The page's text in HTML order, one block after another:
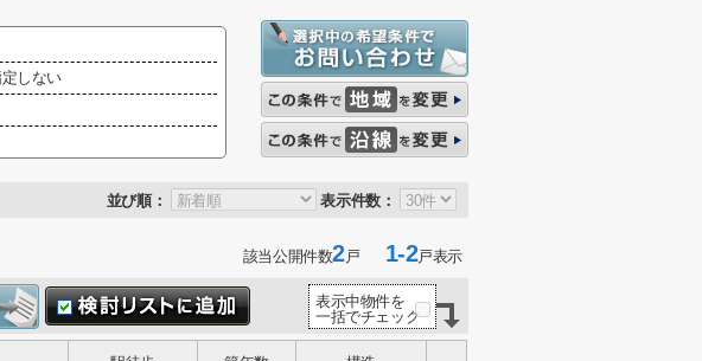
しない
並び順： 表示件数：
該当公開件数2戸 1-2戸表示
表示中物件を
一括でチェック